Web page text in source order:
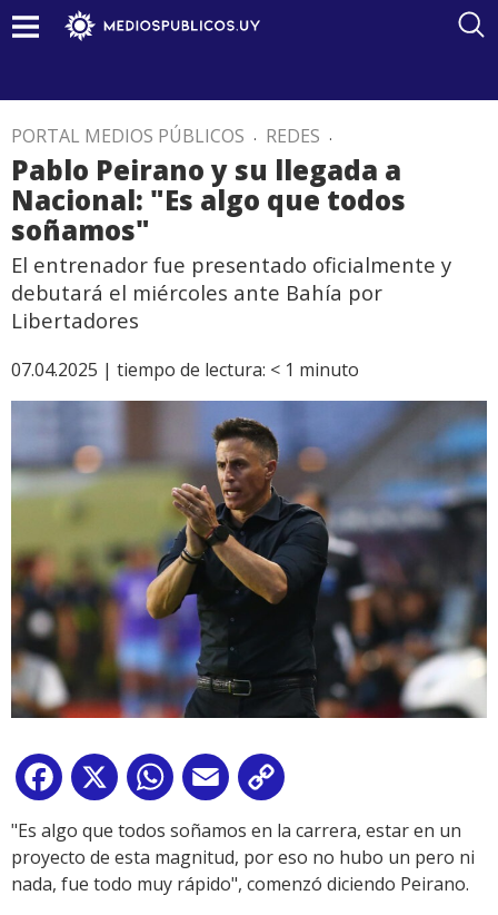
PORTAL MEDIOS PÚBLICOS . REDES .
Pablo Peirano y su llegada a
Nacional: "Es algo que todos
soñamos"
El entrenador fue presentado oficialmente y
debutará el miércoles ante Bahía por
Libertadores
07.04.2025 | tiempo de lectura: < 1 minuto
Facebook
X WhatsApp
Email
Link
"Es algo que todos soñamos en la carrera, estar en un
proyecto de esta magnitud, por eso no hubo un pero ni
nada, fue todo muy rápido", comenzó diciendo Peirano.